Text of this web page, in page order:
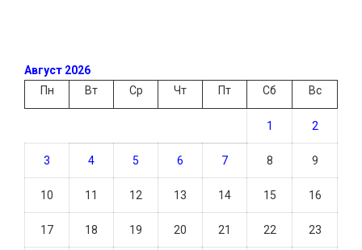
Август 2026
Пн
Вт Ср Чт Пт Сб Вс
1 2
3 4 5 6 7 8 9
10 11 12 13 14 15 16
17 18 19 20 21 22 23